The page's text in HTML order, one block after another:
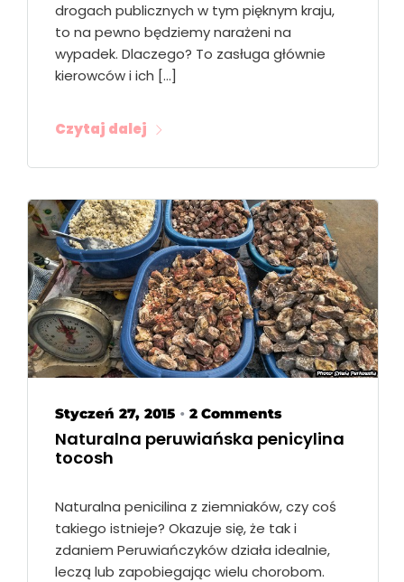
drogach publicznych w tym pięknym kraju,
to na pewno będziemy narażeni na
wypadek. Dlaczego? To zasługa głównie
kierowców i ich […]
Czytaj dalej
Styczeń 27, 2015 • 2 Comments
Naturalna peruwiańska penicylina
tocosh
Naturalna penicilina z ziemniaków, czy coś
takiego istnieje? Okazuje się, że tak i
zdaniem Peruwiańczyków działa idealnie,
leczą lub zapobiegając wielu chorobom.